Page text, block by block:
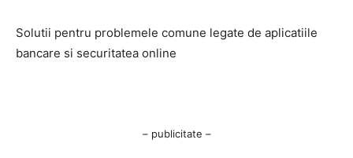
Solutii pentru problemele comune legate de aplicatiile
bancare si securitatea online
– publicitate –